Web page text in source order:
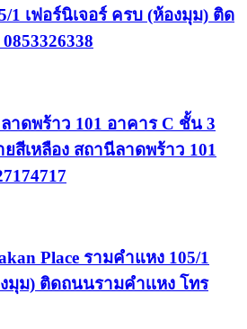
1 เฟอร์นิเจอร์ ครบ (ห้องมุม) ติด
าดพร้าว 101 อาคาร C ชั้น 3
สีเหลือง สถานีลาดพร้าว 101
Place รามคำแหง 105/1
มุม) ติดถนนรามคำเเหง โทร